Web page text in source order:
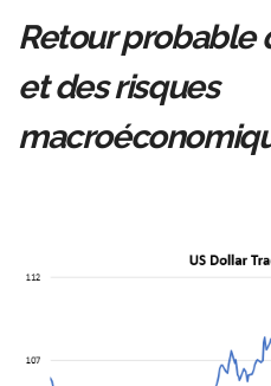
Retour probable
et des risques